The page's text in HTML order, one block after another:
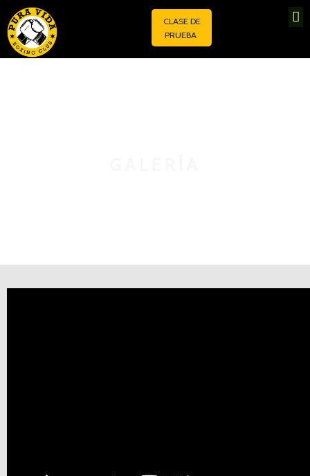
CLASE DE
PRUEBA